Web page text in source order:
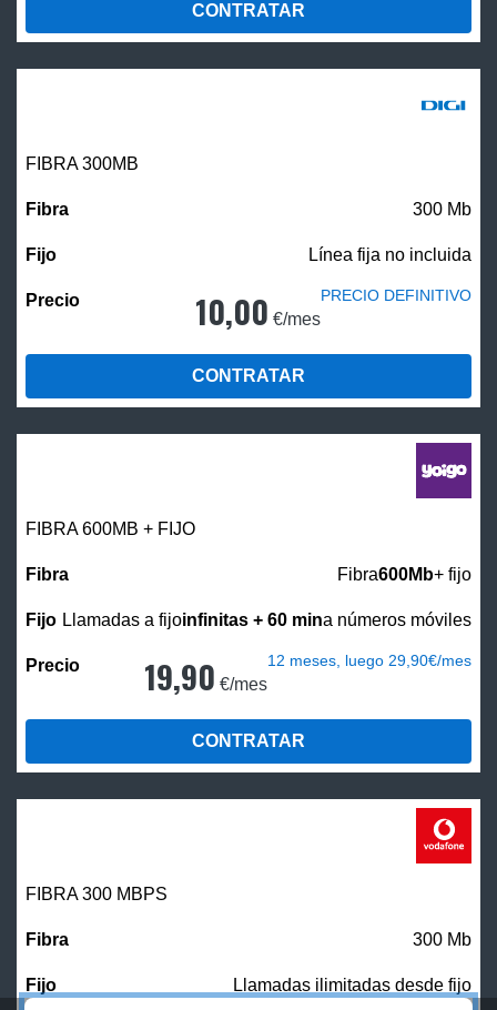
CONTRATAR
FIBRA 300MB
300 Mb
Línea fija no incluida
10,00 €/mes
PRECIO DEFINITIVO
CONTRATAR
FIBRA 600MB + FIJO
Fibra600Mb+ fijo
Llamadas a fijoinfinitas + 60 mina números móviles
19,90 €/mes
12 meses, luego 29,90€/mes
CONTRATAR
FIBRA 300 MBPS
300 Mb
Llamadas ilimitadas desde fijo